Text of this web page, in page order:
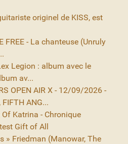
originel de KISS, est
FREE - La chanteuse (Unruly
Legion : album avec le
av...
OPEN AIR X - 12/09/2026 -
ANG...
Of Katrina - Chronique
Gift of All
» Friedman (Manowar, The